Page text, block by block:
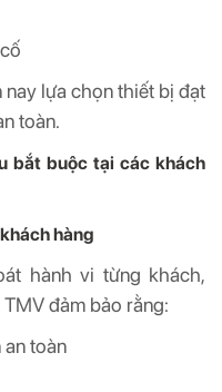
lựa chọn thiết bị đạt
toàn.
bắt buộc tại các khách
hàng
hành vi từng khách,
đảm bảo rằng:
toàn